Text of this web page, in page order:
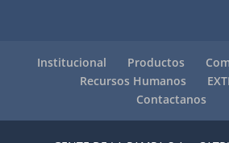
Institucional Productos
Recursos Humanos
Contactanos